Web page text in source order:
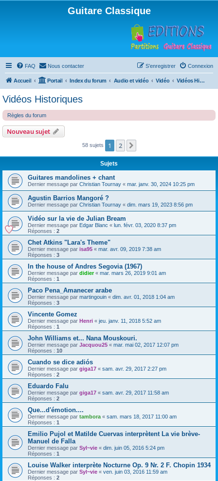
Guitare Classique
FAQ Nous contacter Connexion
S’enregistrer
Accueil Portail Index du forum Audio et vidéo Vidéo Vidéos Historiques
Vidéos Historiques
Règles du forum
Nouveau sujet
58 sujets 1 2
Sujets
Guitares mandolines + chant
Dernier message par Christian Tournay « mar. janv. 30, 2024 10:25 pm
Agustin Barrios Mangoré ?
Dernier message par Christian Tournay « dim. mars 19, 2023 8:56 pm
Vidéo sur la vie de Julian Bream
Dernier message par Edgar Blanc « lun. févr. 03, 2020 8:37 pm
Réponses : 2
Chet Atkins "Lara's Theme"
Dernier message par isa95 « mar. avr. 09, 2019 7:38 am
Réponses : 3
In the house of Andres Segovia (1967)
Dernier message par didier« mar. mars 26, 2019 9:01 am
Réponses : 1
Paco Pena_Amanecer arabe
Dernier message par martingouin « dim. avr. 01, 2018 1:04 am
Réponses : 3
Vincente Gomez
Dernier message par Henri « jeu. janv. 11, 2018 5:52 am
Réponses : 1
John Williams et... Nana Mouskouri.
Dernier message par Jacquou25 « mar. mai 02, 2017 12:07 pm
Réponses : 10
Cuando se dice adiós
Dernier message par giga17 « sam. avr. 29, 2017 2:27 pm
Réponses : 2
Eduardo Falu
Dernier message par giga17 « sam. avr. 29, 2017 11:58 am
Réponses : 2
Que...d'émotion....
Dernier message par tambora « sam. mars 18, 2017 11:00 am
Réponses : 1
Emilio Pujol et Matilde Cuervas interprètent La vie brève-
Manuel de Falla
Dernier message par Syl~vie « dim. juin 05, 2016 5:24 pm
Réponses : 1
Louise Walker interprète Nocturne Op. 9 Nr. 2 F. Chopin 1934
Dernier message par Syl~vie « ven. juin 03, 2016 11:59 am
Réponses : 2